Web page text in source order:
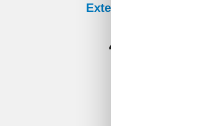
Externa recensioner
4,9